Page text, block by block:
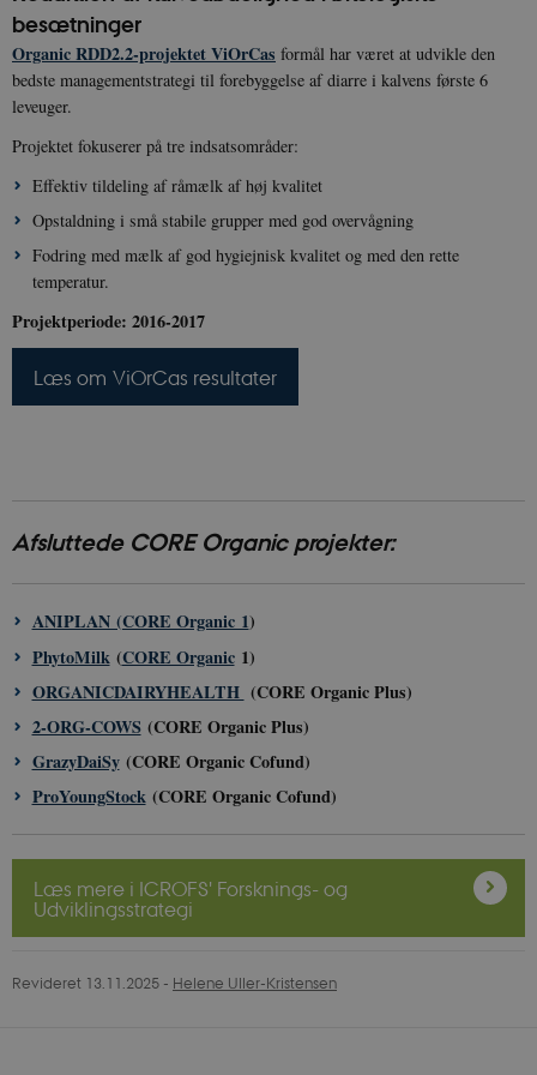
besætninger
Organic RDD2.2-projektet ViOrCas formål har været at udvikle den
bedste managementstrategi til forebyggelse af diarre i kalvens første 6
leveuger.
Projektet fokuserer på tre indsatsområder:
Effektiv tildeling af råmælk af høj kvalitet
Opstaldning i små stabile grupper med god overvågning
Fodring med mælk af god hygiejnisk kvalitet og med den rette
temperatur.
Projektperiode: 2016-2017
Læs om ViOrCas resultater
Afsluttede CORE Organic projekter:
ANIPLAN (CORE Organic 1)
PhytoMilk(CORE Organic1)
ORGANICDAIRYHEALTH (CORE Organic Plus)
2-ORG-COWS(CORE Organic Plus)
GrazyDaiSy(CORE Organic Cofund)
ProYoungStock(CORE Organic Cofund)
Læs mere i ICROFS' Forsknings- og
Udviklingsstrategi
Revideret 13.11.2025 - Helene Uller-Kristensen
__cf_bm
Cloudflare
typo3nonce_uOhyiEDPI1K_SmLRNTS49Q
9HhVKGisoSkjZJef_EA
CookieScriptConsent
__Secure-
typo3nonce__gmD7aT5GgP4rEaReeoT4Q
__Secure-typo3nonce_9pF_MH-
o6zI1ofHsZUGvzQ